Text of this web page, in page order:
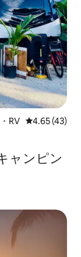
RV レビュー43
4.65 (43)
ャンピン